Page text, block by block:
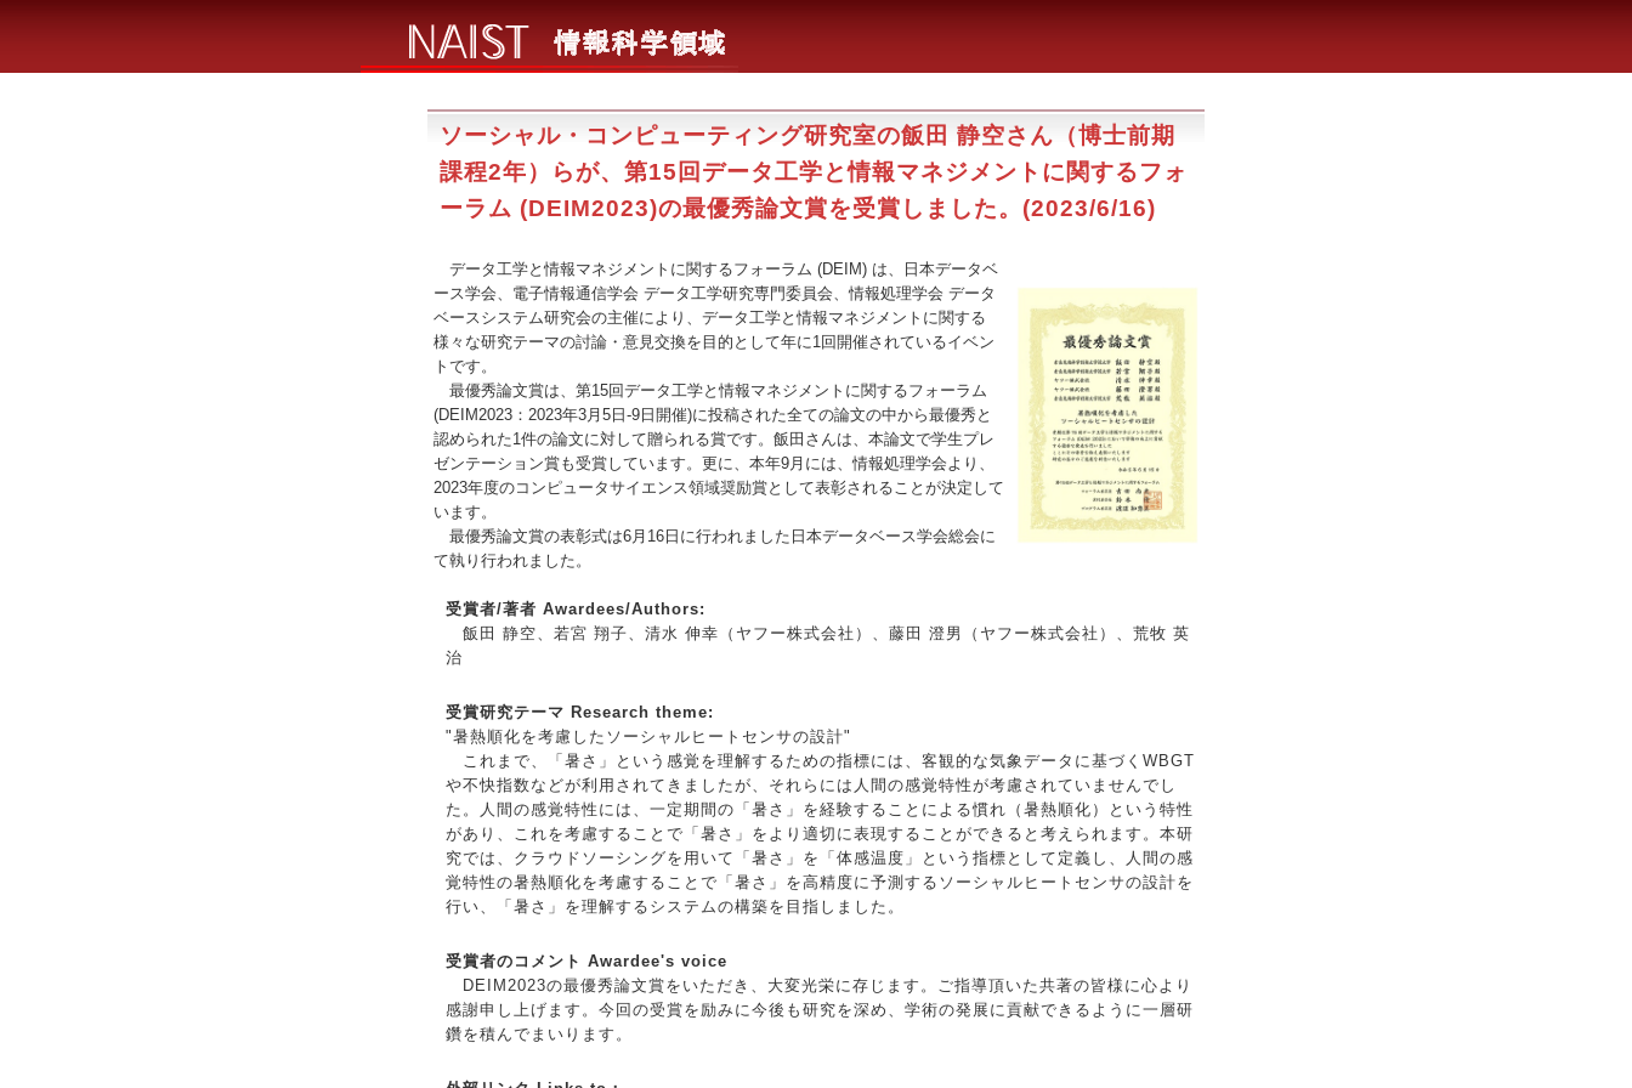
ソーシャル・コンピューティング研究室の飯田 静空さん（博士前期
課程2年）らが、第15回データ工学と情報マネジメントに関するフォ
ーラム (DEIM2023)の最優秀論文賞を受賞しました。(2023/6/16)
データ工学と情報マネジメントに関するフォーラム (DEIM) は、日本データベ
ース学会、電子情報通信学会 データ工学研究専門委員会、情報処理学会 データ
ベースシステム研究会の主催により、データ工学と情報マネジメントに関する
様々な研究テーマの討論・意見交換を目的として年に1回開催されているイベン
トです。
最優秀論文賞は、第15回データ工学と情報マネジメントに関するフォーラム
(DEIM2023：2023年3月5日-9日開催)に投稿された全ての論文の中から最優秀と
認められた1件の論文に対して贈られる賞です。飯田さんは、本論文で学生プレ
ゼンテーション賞も受賞しています。更に、本年9月には、情報処理学会より、
2023年度のコンピュータサイエンス領域奨励賞として表彰されることが決定して
います。
最優秀論文賞の表彰式は6月16日に行われました日本データベース学会総会に
て執り行われました。
受賞者/著者 Awardees/Authors:
飯田 静空、若宮 翔子、清水 伸幸（ヤフー株式会社）、藤田 澄男（ヤフー株式会社）、荒牧 英
治
受賞研究テーマ Research theme:
"暑熱順化を考慮したソーシャルヒートセンサの設計"
これまで、「暑さ」という感覚を理解するための指標には、客観的な気象データに基づくWBGT
や不快指数などが利用されてきましたが、それらには人間の感覚特性が考慮されていませんでし
た。人間の感覚特性には、一定期間の「暑さ」を経験することによる慣れ（暑熱順化）という特性
があり、これを考慮することで「暑さ」をより適切に表現することができると考えられます。本研
究では、クラウドソーシングを用いて「暑さ」を「体感温度」という指標として定義し、人間の感
覚特性の暑熱順化を考慮することで「暑さ」を高精度に予測するソーシャルヒートセンサの設計を
行い、「暑さ」を理解するシステムの構築を目指しました。
受賞者のコメント Awardee's voice
DEIM2023の最優秀論文賞をいただき、大変光栄に存じます。ご指導頂いた共著の皆様に心より
感謝申し上げます。今回の受賞を励みに今後も研究を深め、学術の発展に貢献できるように一層研
鑽を積んでまいります。